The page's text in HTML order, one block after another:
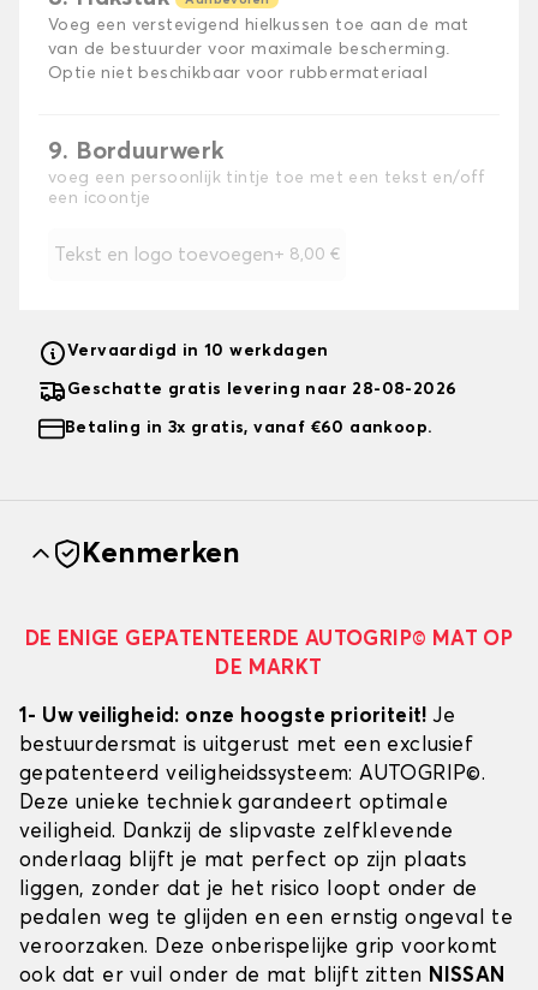
Voeg een verstevigend hielkussen toe aan de mat
van de bestuurder voor maximale bescherming.
Optie niet beschikbaar voor rubbermateriaal
9. Borduurwerk
voeg een persoonlijk tintje toe met een tekst en/off
een icoontje
Tekst en logo toevoegen+ 8,00 €
Vervaardigd in 10 werkdagen
Geschatte gratis levering naar 28-08-2026
Betaling in 3x gratis, vanaf €60 aankoop.
Kenmerken
DE ENIGE GEPATENTEERDE AUTOGRIP© MAT OP
DE MARKT
1- Uw veiligheid: onze hoogste prioriteit!Je
bestuurdersmat is uitgerust met een exclusief
gepatenteerd veiligheidssysteem: AUTOGRIP©.
Deze unieke techniek garandeert optimale
veiligheid. Dankzij de slipvaste zelfklevende
onderlaag blijft je mat perfect op zijn plaats
liggen, zonder dat je het risico loopt onder de
pedalen weg te glijden en een ernstig ongeval te
veroorzaken. Deze onberispelijke grip voorkomt
ook dat er vuil onder de mat blijft zitten NISSAN